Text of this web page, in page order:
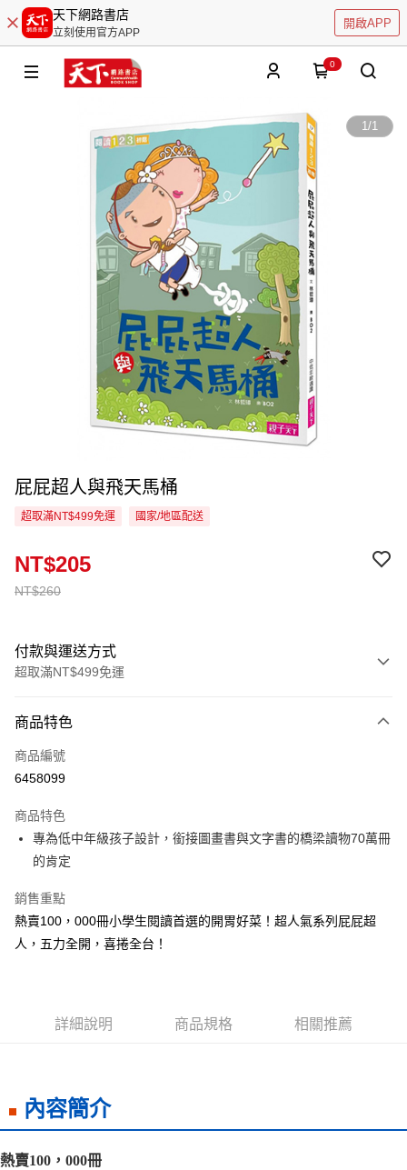
天下網路書店
立刻使用官方APP
開啟APP
0
1/1
屁屁超人與飛天馬桶
超取滿NT$499免運 國家/地區配送
NT$260
NT$205
付款與運送方式
超取滿NT$499免運
信用卡一次付款
超商取貨付款
Apple Pay
街口支付
悠遊付
ATM付款
每筆NT$50，滿NT$499(含以上)免運費
每筆NT$60，滿NT$799(含以上)免運費
商品特色
商品編號
6458099
商品特色
專為低中年級孩子設計，銜接圖畫書與文字書的橋梁讀物70萬冊
的肯定
銷售重點
熱賣100，000冊小學生閱讀首選的開胃好菜！超人氣系列屁屁超
人，五力全開，喜捲全台！
詳細說明 商品規格 相關推薦
內容簡介
熱賣100，000冊